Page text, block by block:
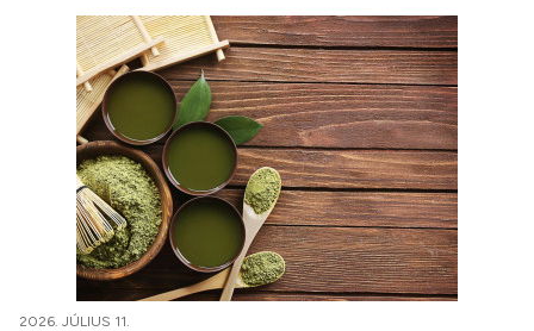
2026. JÚLIUS 11.